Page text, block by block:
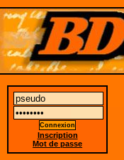
Inscription
Mot de passe